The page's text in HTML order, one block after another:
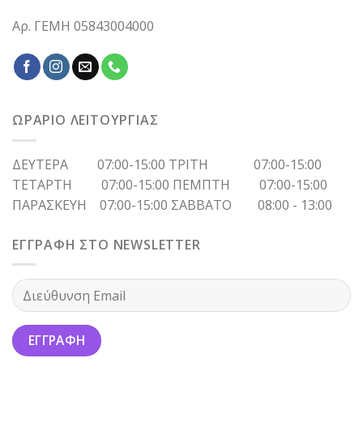
Αρ. ΓΕΜΗ 05843004000
ΩΡΑΡΙΟ ΛΕΙΤΟΥΡΓΙΑΣ
ΔΕΥΤΕΡΑ 07:00-15:00 ΤΡΙΤΗ 07:00-15:00
ΤΕΤΑΡΤΗ 07:00-15:00 ΠΕΜΠΤΗ 07:00-15:00
ΠΑΡΑΣΚΕΥΗ 07:00-15:00 ΣΑΒΒΑΤΟ 08:00 - 13:00
ΕΓΓΡΑΦΗ ΣΤΟ NEWSLETTER